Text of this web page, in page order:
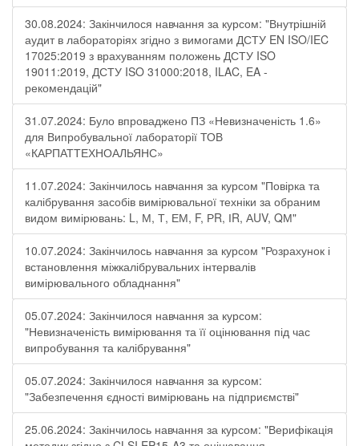
30.08.2024: Закінчилося навчання за курсом: "Внутрішній
аудит в лабораторіях згідно з вимогами ДСТУ EN ISO/IEC
17025:2019 з врахуванням положень ДСТУ ISO
19011:2019, ДСТУ ISO 31000:2018, ILAC, EA -
рекомендацій"
31.07.2024: Було впроваджено ПЗ «Невизначеність 1.6»
для Випробувальної лабораторії ТОВ
«КАРПАТТЕХНОАЛЬЯНС»
11.07.2024: Закінчилось навчання за курсом "Повірка та
калібрування засобів вимірювальної техніки за обраним
видом вимірювань: L, М, Т, ЕМ, F, РR, ІR, АUV, QМ"
10.07.2024: Закінчилось навчання за курсом "Розрахунок і
встановлення міжкалібрувальних інтервалів
вимірювального обладнання"
05.07.2024: Закінчилося навчання за курсом:
"Невизначеність вимірювання та її оцінювання під час
випробування та калібрування"
05.07.2024: Закінчилося навчання за курсом:
"Забезпечення єдності вимірювань на підприємстві"
25.06.2024: Закінчилось навчання за курсом: "Верифікація